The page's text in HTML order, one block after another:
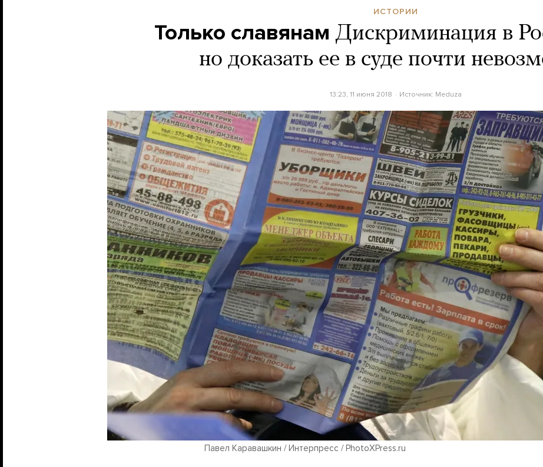
ИСТОРИИ
Только славянам Дискриминация в
но доказать ее в суде почти
13:23, 11 июня 2018 Источник: Meduza
Павел Каравашкин / Интерпресс / PhotoXPress.ru